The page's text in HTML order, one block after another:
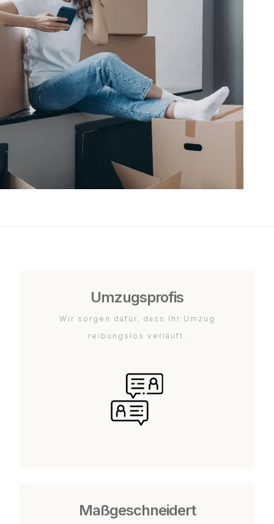
Umzugsprofis
Wir sorgen dafür, dass Ihr Umzug
reibungslos verläuft.
Maßgeschneidert